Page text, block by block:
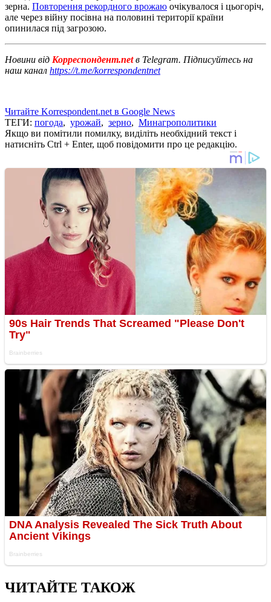
зерна. Повторення рекордного врожаю очікувалося і цьогоріч,
але через війну посівна на половині території країни
опинилася під загрозою.
Новини від Корреспондент.netв Telegram. Підписуйтесь на
наш канал https://t.me/korrespondentnet
Читайте Korrespondent.net в Google News
ТЕГИ: погода, урожай, зерно, Минагрополитики
Якщо ви помітили помилку, виділіть необхідний текст і
натисніть Ctrl + Enter, щоб повідомити про це редакцію.
ЧИТАЙТЕ ТАКОЖ